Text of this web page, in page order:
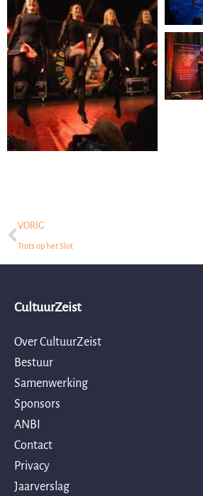
Prev
VORIG
Trots op het Slot
CultuurZeist
Over CultuurZeist
Bestuur
Samenwerking
Sponsors
ANBI
Contact
Privacy
Jaarverslag